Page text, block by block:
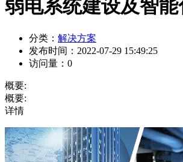
弱电系统建设及智
分类： 解决方案
发布时间： 2022-07-29 15:49:25
访问量： 0
概要:
概要:
详情